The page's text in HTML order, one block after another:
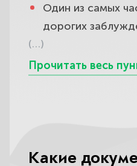
Один из самых
дорогих
«авторское
само, значит,
регистрации, —
(…)
Какие